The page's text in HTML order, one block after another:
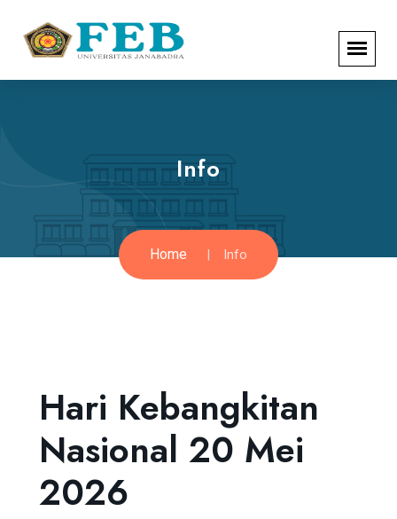
Info
Home Info
Hari Kebangkitan
Nasional 20 Mei
2026